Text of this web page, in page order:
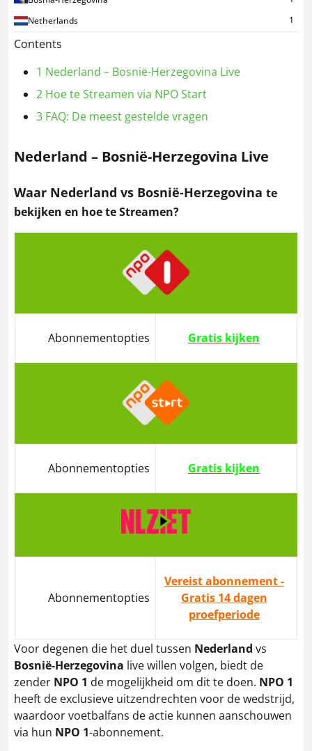
Netherlands 1
Contents
1 Nederland – Bosnië-Herzegovina Live
2 Hoe te Streamen via NPO Start
3 FAQ: De meest gestelde vragen
Nederland – Bosnië-Herzegovina Live
Waar Nederland vs Bosnië-Herzegovina te
bekijken en hoe te Streamen?
Abonnementopties Gratis kijken
Abonnementopties Gratis kijken
Abonnementopties
Vereist abonnement -
Gratis 14 dagen
proefperiode
Voor degenen die het duel tussen Nederland vs
Bosnië-Herzegovina live willen volgen, biedt de
zender NPO 1 de mogelijkheid om dit te doen. NPO 1
heeft de exclusieve uitzendrechten voor de wedstrijd,
waardoor voetbalfans de actie kunnen aanschouwen
via hun NPO 1-abonnement.